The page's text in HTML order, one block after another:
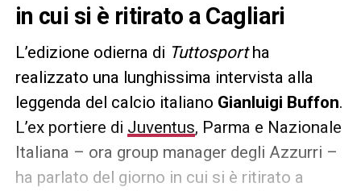
in cui si è ritirato a Cagliari
L’edizione odierna di Tuttosportha
realizzato una lunghissima intervista alla
leggenda del calcio italiano Gianluigi Buffon.
L’ex portiere di Juventus, Parma e Nazionale
Italiana – ora group manager degli Azzurri –
ha parlato del giorno in cui si è ritirato a